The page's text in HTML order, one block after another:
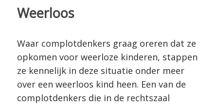
Weerloos
Waar complotdenkers graag oreren dat ze
opkomen voor weerloze kinderen, stappen
ze kennelijk in deze situatie onder meer
over een weerloos kind heen. Een van de
complotdenkers die in de rechtszaal